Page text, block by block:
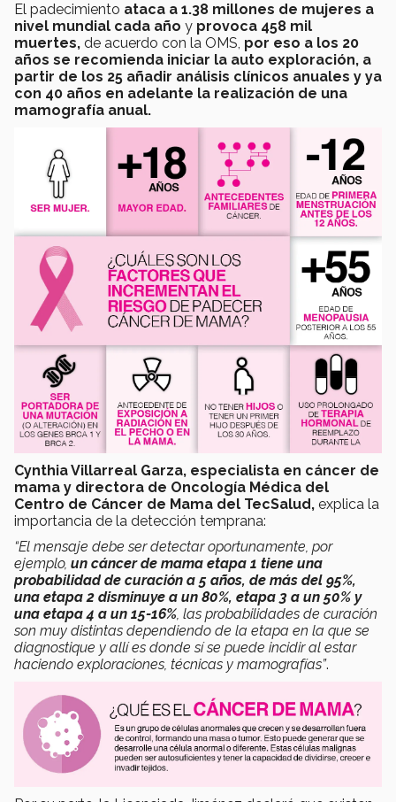
El padecimiento ataca a 1.38 millones de mujeres a
nivel mundial cada año y provoca 458 mil
muertes, de acuerdo con la OMS, por eso a los 20
años se recomienda iniciar la auto exploración, a
partir de los 25 añadir análisis clínicos anuales y ya
con 40 años en adelante la realización de una
mamografía anual.
Cynthia Villarreal Garza, especialista en cáncer de
mama y directora de Oncología Médica del
Centro de Cáncer de Mama del TecSalud, explica la
importancia de la detección temprana:
“El mensaje debe ser detectar oportunamente, por
ejemplo, un cáncer de mama etapa 1 tiene una
probabilidad de curación a 5 años, de más del 95%,
una etapa 2 disminuye a un 80%, etapa 3 a un 50% y
una etapa 4 a un 15-16%, las probabilidades de curación
son muy distintas dependiendo de la etapa en la que se
diagnostique y allí es donde sí se puede incidir al estar
haciendo exploraciones, técnicas y mamografías”.